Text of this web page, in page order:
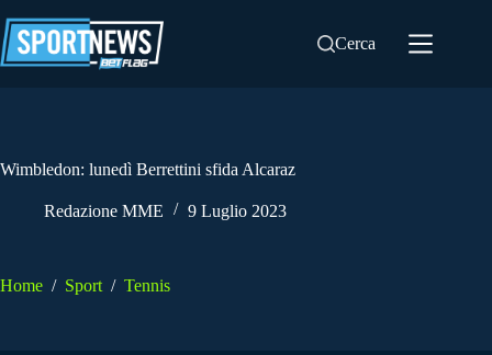
al
contenuto
Cerca
Wimbledon: lunedì Berrettini sfida Alcaraz
Redazione MME 9 Luglio 2023
Home / Sport / Tennis